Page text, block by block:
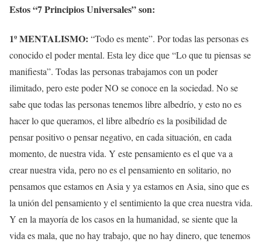
Estos “7 Principios Universales” son:
1º MENTALISMO: “Todo es mente”. Por todas las personas es
conocido el poder mental. Esta ley dice que “Lo que tu piensas se
manifiesta”. Todas las personas trabajamos con un poder
ilimitado, pero este poder NO se conoce en la sociedad. No se
sabe que todas las personas tenemos libre albedrío, y esto no es
hacer lo que queramos, el libre albedrío es la posibilidad de
pensar positivo o pensar negativo, en cada situación, en cada
momento, de nuestra vida. Y este pensamiento es el que va a
crear nuestra vida, pero no es el pensamiento en solitario, no
pensamos que estamos en Asia y ya estamos en Asia, sino que es
la unión del pensamiento y el sentimiento la que crea nuestra vida.
Y en la mayoría de los casos en la humanidad, se siente que la
vida es mala, que no hay trabajo, que no hay dinero, que tenemos